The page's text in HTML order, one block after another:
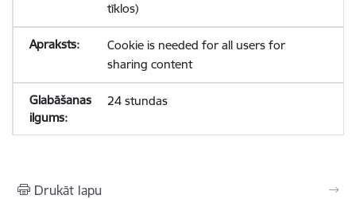
tīklos)
Cookie is needed for all users for
sharing content
24 stundas
Drukāt lapu